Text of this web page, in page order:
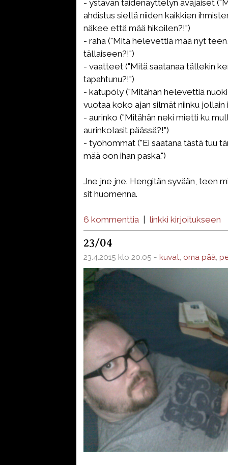
- ystävän taidenäyttelyn avajaiset
ahdistus siellä niiden kaikkien
näkee että mää hikoilen?!")
- raha ("Mitä helevettiä mää nyt
tällaiseen?!")
- vaatteet ("Mitä saatanaa tällekin
tapahtunu?!")
- katupöly ("Mitähän helevettiä
vuotaa koko ajan silmät niinku
- aurinko ("Mitähän neki mietti ku
aurinkolasit päässä?!")
- työhommat ("Ei saatana tästä tuu
mää oon ihan paska.")
Jne jne jne. Hengitän syvään, teen
sit huomenna.
6 kommenttia linkki kirjoitukseen
23/04
23.4.2015 klo 20.05 - kuvat, oma pää,